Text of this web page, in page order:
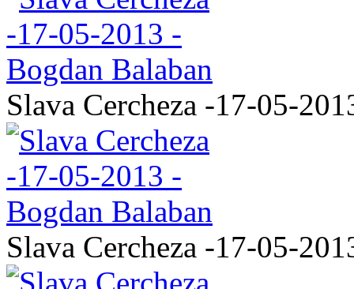
Slava Cercheza -17-05-
Slava Cercheza -17-05-